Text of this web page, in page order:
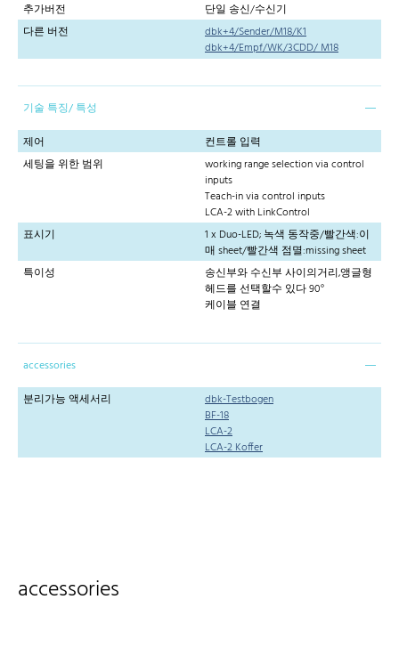
추가버전
단일 송신/수신기
다른 버전
dbk+4/Sender/M18/K1
dbk+4/Empf/WK/3CDD/ M18
기술 특징/ 특성
제어
컨트롤 입력
세팅을 위한 범위
working range selection via control
inputs
Teach-in via control inputs
LCA-2 with LinkControl
표시기
1 x Duo-LED; 녹색 동작중/빨간색:이
매 sheet/빨간색 점멸:missing sheet
특이성
송신부와 수신부 사이의거리,앵글형
헤드를 선택할수 있다 90°
케이블 연결
accessories
분리가능 액세서리
dbk-Testbogen
BF-18
LCA-2
LCA-2 Koffer
accessories